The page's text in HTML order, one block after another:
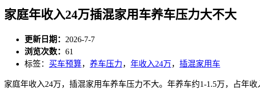
家庭年收入24万插混家用车养车压力大不大
更新日期： 2026-7-7
浏览次数： 61
标签： 买车预算， 养车压力， 年收入24万， 插混家用车
家庭年收入24万，插混家用车养车压力不大。年养车约1-1.5万，占年收